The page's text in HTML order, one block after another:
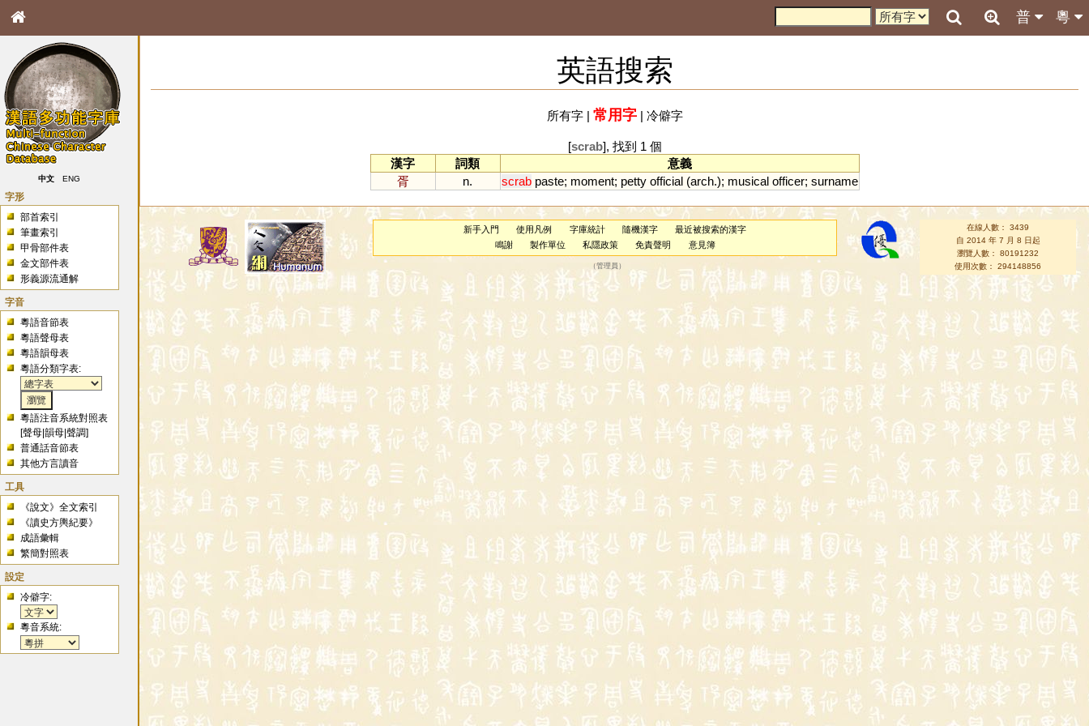
粵
普
中文 ENG
字形
部首索引
筆畫索引
甲骨部件表
金文部件表
形義源流通解
字音
粵語音節表
粵語聲母表
粵語韻母表
粵語分類字表:
粵語注音系統對照表
[聲母 |韻母 |聲調]
普通話音節表
其他方言讀音
工具
《說文》全文索引
《讀史方輿紀要》
成語彙輯
繁簡對照表
設定
冷僻字:
粵音系統:
英語搜索
所有字| 常用字| 冷僻字
[scrab], 找到 1 個
漢字
詞類
意義
胥
n. scrab paste; moment; petty official(arch.); musical officer; surname
新手入門 使用凡例 字庫統計 隨機漢字
最近被搜索的漢字
鳴謝
製作單位 私隱政策 免責聲明 意見簿
（管理員 ）
在線人數： 3439
自 2014 年 7 月 8 日起
瀏覽人數： 80191232
使用次數： 294148856